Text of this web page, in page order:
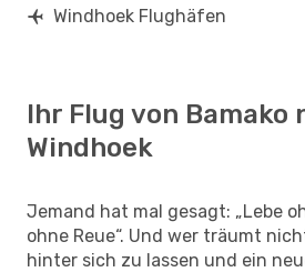
Windhoek Flughäfen
Ihr Flug von Bamako
Windhoek
Jemand hat mal gesagt: „Lebe
ohne Reue“. Und wer träumt
hinter sich zu lassen und ein